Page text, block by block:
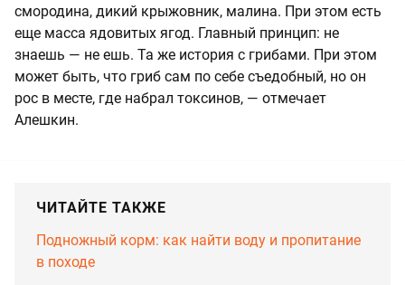
смородина, дикий крыжовник, малина. При этом есть
еще масса ядовитых ягод. Главный принцип: не
знаешь — не ешь. Та же история с грибами. При этом
может быть, что гриб сам по себе съедобный, но он
рос в месте, где набрал токсинов, — отмечает
Алешкин.
ЧИТАЙТЕ ТАКЖЕ
Подножный корм: как найти воду и пропитание
в походе